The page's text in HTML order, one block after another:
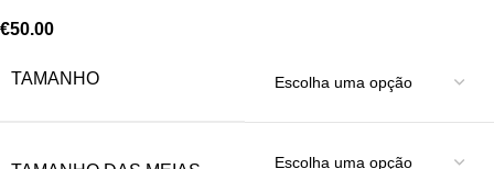
€50.00
TAMANHO